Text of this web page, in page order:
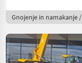
Gnojenje in namakanje /